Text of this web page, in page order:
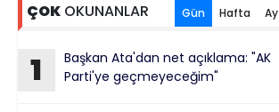
ÇOKOKUNANLAR Gün Hafta Ay
1
Başkan Ata'dan net açıklama: "AK
Parti'ye geçmeyeceğim"